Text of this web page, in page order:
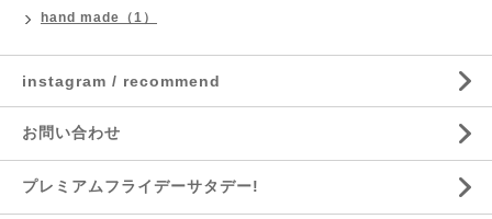
hand made（1）
instagram / recommend
お問い合わせ
プレミアムフライデーサタデー!